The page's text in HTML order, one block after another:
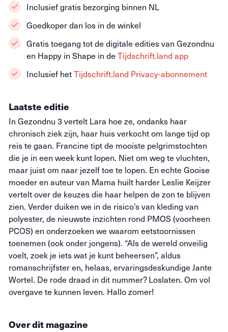
Laatste editie
In Gezondnu 3 vertelt Lara hoe ze, ondanks haar
chronisch ziek zijn, haar huis verkocht om lange tijd op
reis te gaan. Francine tipt de mooiste pelgrimstochten
die je in een week kunt lopen. Niet om weg te vluchten,
maar juist om naar jezelf toe te lopen. En echte Gooise
moeder en auteur van Mama huilt harder Leslie Keijzer
vertelt over de keuzes die haar helpen de zon te blijven
zien. Verder duiken we in de risico’s van kleding van
polyester, de nieuwste inzichten rond PMOS (voorheen
PCOS) en onderzoeken we waarom eetstoornissen
toenemen (ook onder jongens). “Als de wereld onveilig
voelt, zoek je iets wat je kunt beheersen”, aldus
romanschrijfster en, helaas, ervaringsdeskundige Jante
Wortel. De rode draad in dit nummer? Loslaten. Om vol
overgave te kunnen leven. Hallo zomer!
Over dit magazine
Inclusief gratis bezorging binnen NL
Goedkoper dan los in de winkel
Gratis toegang tot de digitale edities van Gezondnu
en Happy in Shape in de Tijdschrift.land app
Inclusief hetTijdschrift.land Privacy-abonnement